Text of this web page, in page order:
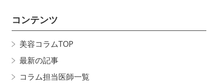
コンテンツ
美容コラムTOP
最新の記事
コラム担当医師一覧